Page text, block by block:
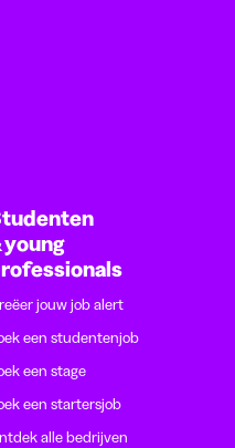
young
jouw job alert
een studentenjob
een stage
een startersjob
alle bedrijven